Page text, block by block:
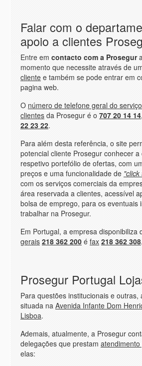
Falar com o
apoio a clientes
Entre em contacto com a Prosegur
momento que necessite através de
cliente e também se pode entrar em
pagina web.
O número de telefone geral do
clientes da Prosegur é o 707 20 14 14
22 23 22.
Para além desta referência, o site
potencial cliente Prosegur conhecer
respetivo portefólio de ofertas, com
preços e uma funcionalidade de "click
com os serviços comerciais da
área reservada a clientes, acessível
bolsa de emprego, para os eventuais
trabalhar na Prosegur.
Em Portugal, a empresa disponibiliza
gerais 218 362 200 é fax 218 362 308.
Prosegur Portugal
Para questões institucionais e outras,
situada na Avenida Infante Dom
Lisboa.
Ademais, atualmente, a Prosegur
delegações que prestam
elas: